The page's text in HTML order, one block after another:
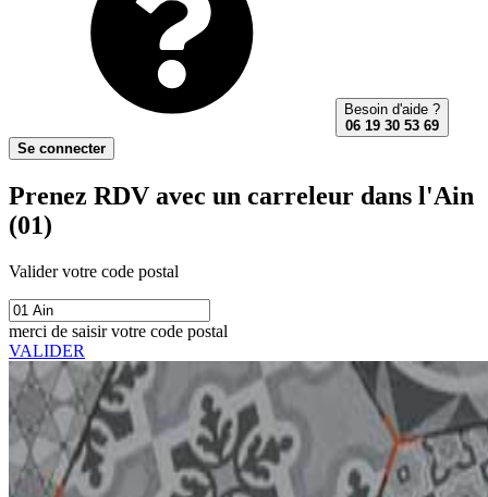
Besoin d'aide ?
06 19 30 53 69
Se connecter
Prenez RDV avec un carreleur dans l'Ain
(01)
Valider votre code postal
merci de saisir votre code postal
VALIDER